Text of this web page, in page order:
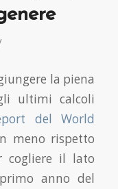
la piena
ultimi calcoli
del World
meno rispetto
cogliere il lato
anno del